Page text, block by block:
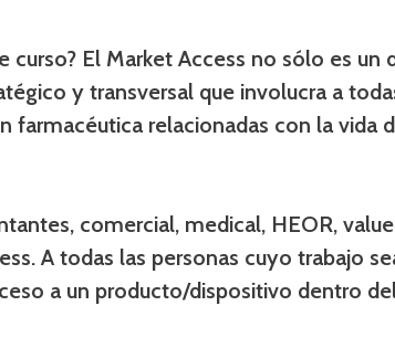
curso? El Market Access no sólo es un
y transversal que involucra a
farmacéutica relacionadas con la vida
comercial, medical, HEOR,
A todas las personas cuyo trabajo
a un producto/dispositivo dentro